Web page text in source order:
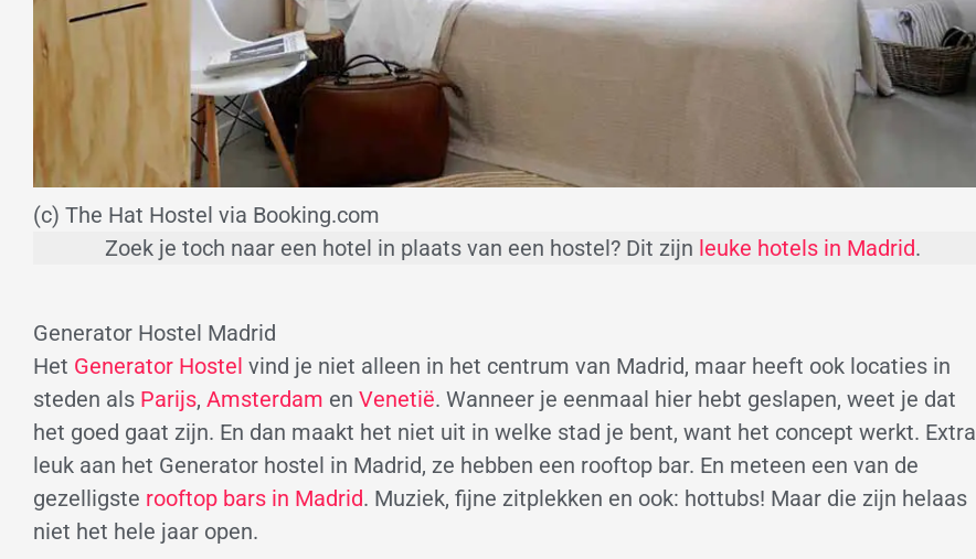
(c) The Hat Hostel via Booking.com
Zoek je toch naar een hotel in plaats van een hostel? Dit zijn leuke hotels in Madrid.
Generator Hostel Madrid
Het Generator Hostel vind je niet alleen in het centrum van Madrid, maar heeft ook locaties in
steden als Parijs, Amsterdam en Venetië. Wanneer je eenmaal hier hebt geslapen, weet je dat
het goed gaat zijn. En dan maakt het niet uit in welke stad je bent, want het concept werkt. Extra
leuk aan het Generator hostel in Madrid, ze hebben een rooftop bar. En meteen een van de
gezelligste rooftop bars in Madrid. Muziek, fijne zitplekken en ook: hottubs! Maar die zijn helaas
niet het hele jaar open.